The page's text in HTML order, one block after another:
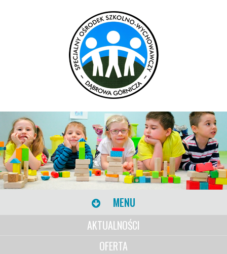
MENU
AKTUALNOŚCI
OFERTA